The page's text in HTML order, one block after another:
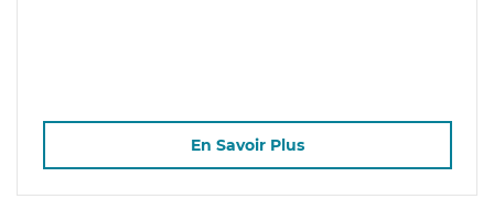
En Savoir Plus